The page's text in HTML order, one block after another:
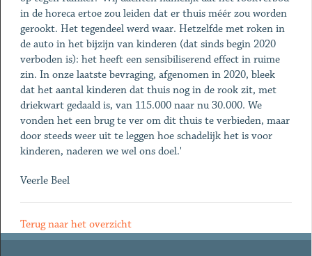
in de horeca ertoe zou leiden dat er thuis méér zou worden
gerookt. Het tegendeel werd waar. Hetzelfde met roken in
de ­auto in het bijzijn van kinderen (dat sinds begin 2020
verboden is): het heeft een sensibiliserend effect in ruime
zin. In onze laatste bevraging, afgenomen in 2020, bleek
dat het aantal kinderen dat thuis nog in de rook zit, met
driekwart gedaald is, van 115.000 naar nu 30.000. We
vonden het een brug te ver om dit thuis te verbieden, maar
door steeds weer uit te leggen hoe schadelijk het is voor
kinderen, naderen we wel ons doel.'
Veerle Beel
Terug naar het overzicht